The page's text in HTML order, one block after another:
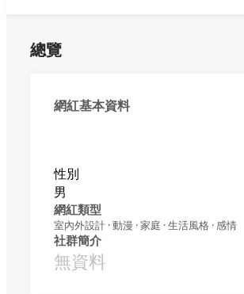
總覽
網紅基本資料
性別
男
網紅類型
室內外設計 · 動漫 · 家庭 · 生活風格 · 感情
社群簡介
無資料